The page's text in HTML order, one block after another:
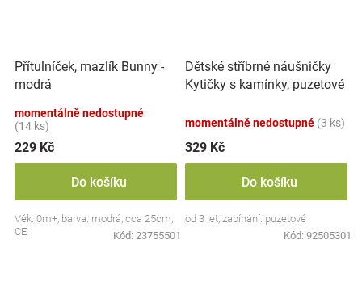
Přítulníček, mazlík Bunny -
modrá
momentálně nedostupné
(14 ks)
229 Kč
Do košíku
Věk: 0m+, barva: modrá, cca 25cm,
CE
Kód: 23755501
Dětské stříbrné náušničky
Kytičky s kamínky, puzetové
momentálně nedostupné (3 ks)
329 Kč
Do košíku
od 3 let, zapínání: puzetové
Kód: 92505301